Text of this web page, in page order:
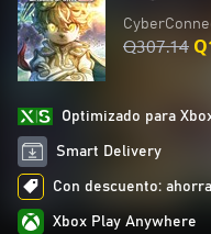
Q307.14
Optimizado para
Smart Delivery
Con descuento:
Xbox Play Anywhere